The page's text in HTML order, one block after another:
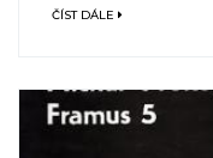
ČÍST DÁLE